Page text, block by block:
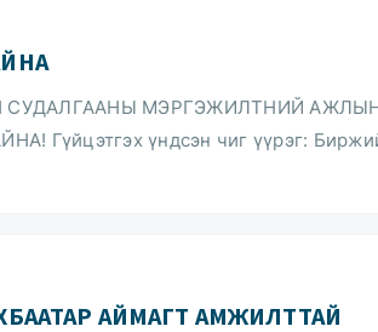
СУДАЛГААНЫ МЭРГЭЖИЛТНИЙ
үндсэн чиг үүрэг:
АЙМАГТ АМЖИЛТТАЙ